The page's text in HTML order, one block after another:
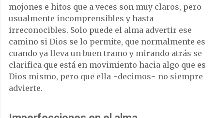
mojones e hitos que a veces son muy claros, pero
usualmente incomprensibles y hasta
irreconocibles. Solo puede el alma advertir ese
camino si Dios se lo permite, que normalmente es
cuando ya lleva un buen tramo y mirando atrás se
clarifica que está en movimiento hacia algo que es
Dios mismo, pero que ella −decimos− no siempre
advierte.